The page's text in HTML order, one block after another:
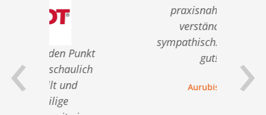
‹
praxisnah, leicht
sympathisch... einfach
›